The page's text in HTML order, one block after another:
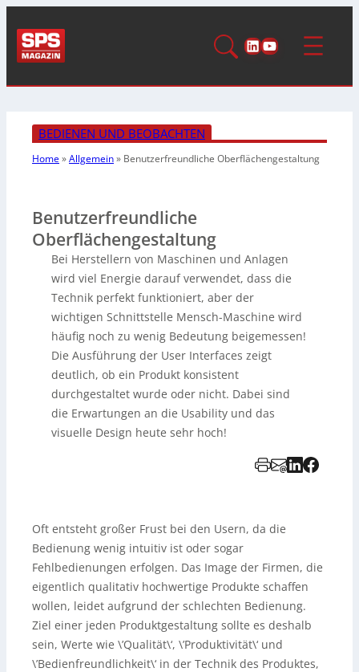
LinkedIn
YouTube
BEDIENEN UND BEOBACHTEN
Home»Allgemein» Benutzerfreundliche Oberflächengestaltung
Benutzerfreundliche
Oberflächengestaltung
Bei Herstellern von Maschinen und Anlagen
wird viel Energie darauf verwendet, dass die
Technik perfekt funktioniert, aber der
wichtigen Schnittstelle Mensch-Maschine wird
häufig noch zu wenig Bedeutung beigemessen!
Die Ausführung der User Interfaces zeigt
deutlich, ob ein Produkt konsistent
durchgestaltet wurde oder nicht. Dabei sind
die Erwartungen an die Usability und das
visuelle Design heute sehr hoch!
Oft entsteht großer Frust bei den Usern, da die
Bedienung wenig intuitiv ist oder sogar
Fehlbedienungen erfolgen. Das Image der Firmen, die
eigentlich qualitativ hochwertige Produkte schaffen
wollen, leidet aufgrund der schlechten Bedienung.
Ziel einer jeden Produktgestaltung sollte es deshalb
sein, Werte wie \’Qualität\‘, \’Produktivität\‘ und
\’Bedienfreundlichkeit\‘ in der Technik des Produktes,